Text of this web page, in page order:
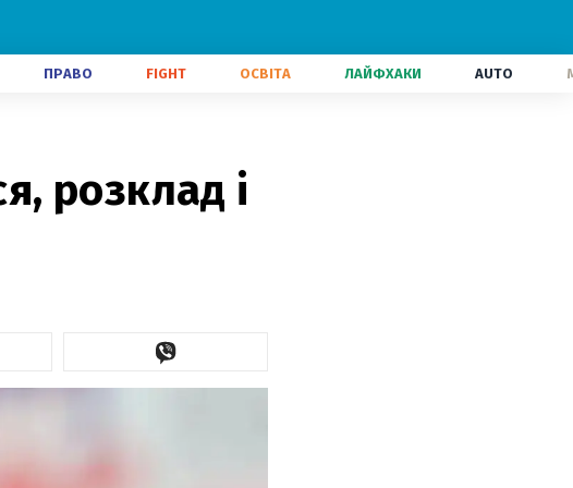
ПРАВО FIGHT ОСВІТА ЛАЙФХАКИ AUTO
розклад і